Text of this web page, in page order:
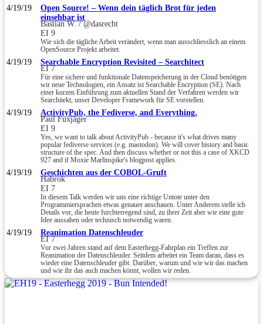
4/19/19
Open Source! – Wenn dein täglich Brot für jeden
einsehbar ist
Bastian W. / @dasrecht
EI 9
Wie sich die tägliche Arbeit verändert, wenn man ausschliesslich an einem
OpenSource Projekt arbeitet.
4/19/19 Searchable Encryption Revisited – Searchitect
EI 7
Für eine sichere und funktionale Datenspeicherung in der Cloud benötigen
wir neue Technologien, ein Ansatz ist Searchable Encryption (SE). Nach
einer kurzen Einführung zum aktuellen Stand der Verfahren werden wir
Searchitekt, unser Developer Framework für SE vorstellen.
4/19/19 ActivityPub, the Fediverse, and Everything.
Paul Fuxjäger
EI 9
Yes, we want to talk about ActivityPub - because it's what drives many
popular fediverse services (e.g. mastodon). We will cover history and basic
structure of the spec. And then discuss whether or not this a case of XKCD
927 and if Moxie Marlinspike's blogpost applies.
4/19/19 Geschichten aus der COBOL-Gruft
Habrok
EI 7
In diesem Talk werden wir uns eine richtige Untote unter den
Programmiersprachen etwas genauer anschauen. Unter Anderem stelle ich
Details vor, die heute furchterregend sind, zu ihrer Zeit aber wie eine gute
Idee aussahen oder technisch notwendig waren.
4/19/19 Reanimation Datenschleuder
EI 7
Vor zwei Jahren stand auf dem Easterhegg-Fahrplan ein Treffen zur
Reanimation der Datenschleuder. Seitdem arbeitet ein Team daran, dass es
wieder eine Datenschleuder gibt. Darüber, warum und wie wir das machen
und wie ihr das auch machen könnt, wollen wir reden.